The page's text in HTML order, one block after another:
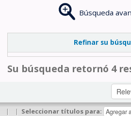
Búsqueda
Refinar su
Su búsqueda retornó 4
| | Seleccionar títulos para: